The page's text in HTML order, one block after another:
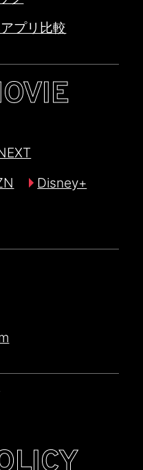
プリ比較
Disney+